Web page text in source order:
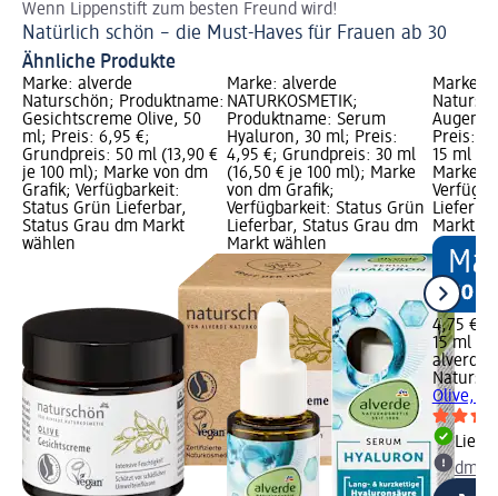
Wenn Lippenstift zum besten Freund wird!
Natürlich schön – die Must-Haves für Frauen ab 30
Ähnliche Produkte
Marke: alverde
Naturschön; Produktname:
Gesichtscreme Olive, 50
ml; Preis: 6,95 €;
Grundpreis: 50 ml (13,90 €
je 100 ml); Marke von dm
Grafik; Verfügbarkeit:
Status Grün Lieferbar,
Status Grau dm Markt
wählen
Marke: alverde
NATURKOSMETIK;
Produktname: Serum
Hyaluron, 30 ml; Preis:
4,95 €; Grundpreis: 30 ml
(16,50 € je 100 ml); Marke
von dm Grafik;
Verfügbarkeit: Status Grün
Lieferbar, Status Grau dm
Markt wählen
Marke:
Preis:
15 ml
Marke
Markt
4,75 €
15 ml
alverde
Olive,
dm